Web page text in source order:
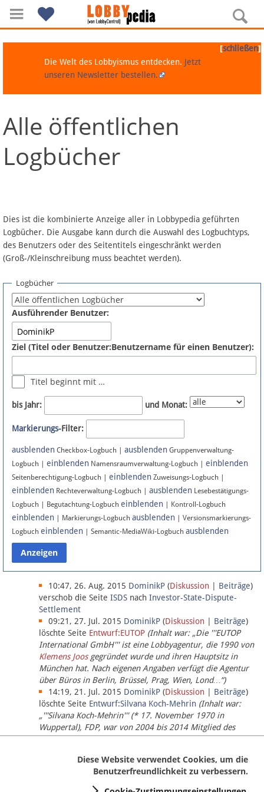
Navigation
Über Lobbypedia
Artikel nach Kategorien
FAQ
Fördermitglied werden
Fehler melden
Newsletter
Bluesky
Facebook
Instagram
Anmelden
Datenschutz
Über Lobbypedia
Impressum
[schließen]
Die Welt des Lobbyismus entdecken. Jetzt
unseren Newsletter bestellen.
Alle öffentlichen
Logbücher
Dies ist die kombinierte Anzeige aller in Lobbypedia geführten
Logbücher. Die Ausgabe kann durch die Auswahl des Logbuchtyps,
des Benutzers oder des Seitentitels eingeschränkt werden
(Groß-/Kleinschreibung muss beachtet werden).
Logbücher
Ausführender Benutzer:
Ziel (Titel oder Benutzer:Benutzername für einen Benutzer):
Titel beginnt mit …
bis Jahr: und Monat:
Markierungs-Filter:
ausblenden Checkbox-Logbuch | ausblenden Gruppenverwaltung-
Logbuch | einblenden Namensraumverwaltung-Logbuch | einblenden
Seitenberechtigung-Logbuch | einblenden Zuweisungs-Logbuch |
einblenden Rechteverwaltung-Logbuch | ausblenden Lesebestätigungs-
Logbuch | Begutachtung-Logbuch einblenden | Kontroll-Logbuch
einblenden | Markierungs-Logbuch ausblenden | Versionsmarkierungs-
Logbuch einblenden | Semantic-MediaWiki-Logbuch ausblenden
10:47, 26. Aug. 2015 DominikP (Diskussion Beiträge)
verschob die Seite ISDS nach Investor-State-Dispute-
Settlement
09:21, 27. Jul. 2015 DominikP (Diskussion Beiträge)
löschte Seite Entwurf:EUTOP (Inhalt war: „Die '''EUTOP
International GmbH''' ist eine Lobbyagentur, die 1990 von
Klemens Joosgegründet wurde und ihren Hauptsitz in
München hat. Nach eigenen Angaben verfügt die Agentur
über Büros in Berlin, Brüssel, Prag, Wien, Lond…“)
14:19, 21. Jul. 2015 DominikP (Diskussion Beiträge)
löschte Seite Entwurf:Silvana Koch-Mehrin (Inhalt war:
„'''Silvana Koch-Mehrin''' (* 17. November 1970 in
Wuppertal), FDP, war von 2004 bis 2014 Mitglied des
Europäischen Parlaments, seit November 2014 ist sie für
Diese Website verwendet Cookies, um die
Benutzerfreundlichkeit zu verbessern.